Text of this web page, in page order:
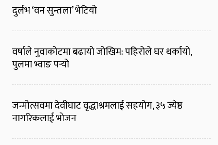
दुर्लभ ‘वन सुन्तला’ भेटियो
वर्षाले नुवाकोटमा बढायो जोखिम: पहिरोले घर थर्कायो,
पुलमा भ्वाङ पर्‍यो
जन्मोत्सवमा देवीघाट वृद्धाश्रमलाई सहयोग, ३५ ज्येष्ठ
नागरिकलाई भोजन